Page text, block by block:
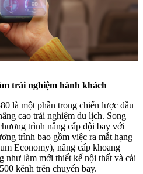
trải nghiệm hành khách
là một phần trong chiến lược đầu
cao trải nghiệm du lịch. Song
trình nâng cấp đội bay với
trình bao gồm việc ra mắt hạng
Economy), nâng cấp khoang
như làm mới thiết kế nội thất và cải
kênh trên chuyến bay.